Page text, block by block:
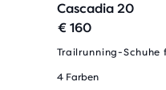
Cascadia 20
€ 160
Trailrunning-Schuhe
4 Farben